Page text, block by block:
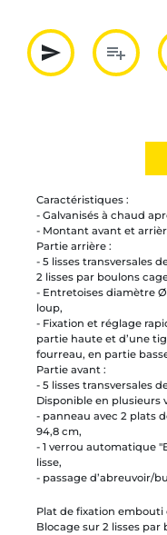
send
Partager
playlist_add
Caractéristiques :
- Galvanisés à chaud
- Montant avant et
Partie arrière :
- 5 lisses transversales
2 lisses par boulons
- Entretoises diamètre
loup,
- Fixation et réglage
partie haute et d’une
fourreau, en partie
Partie avant :
- 5 lisses transversales
Disponible en plusieurs
- panneau avec 2 plats
94,8 cm,
- 1 verrou automatique
lisse,
- passage d’abreuvoir/
Plat de fixation embouti
Blocage sur 2 lisses par